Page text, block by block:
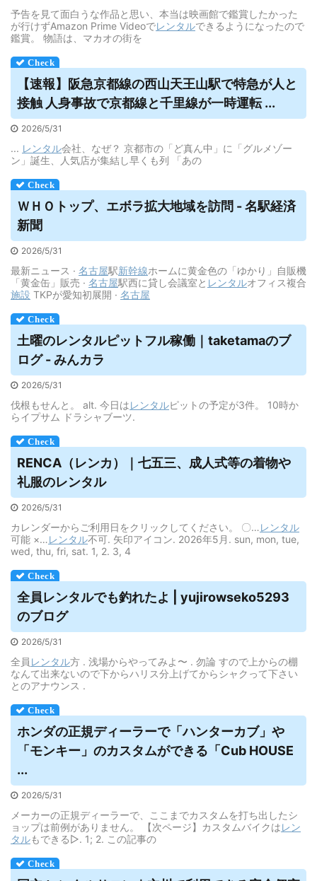
予告を見て面白うな作品と思い、本当は映画館で鑑賞したかった
が行けずAmazon Prime Videoでレンタルできるようになったので
鑑賞。 物語は、マカオの街を
【速報】阪急京都線の西山天王山駅で特急が人と
接触 人身事故で京都線と千里線が一時運転 ...
2026/5/31
... レンタル会社、なぜ？ 京都市の「ど真ん中」に「グルメゾー
ン」誕生、人気店が集結し早くも列 「あの
ＷＨＯトップ、エボラ拡大地域を訪問 - 名駅経済
新聞
2026/5/31
最新ニュース · 名古屋駅新幹線ホームに黄金色の「ゆかり」自販機
「黄金缶」販売 · 名古屋駅西に貸し会議室と レンタルオフィス複合
施設 TKPが愛知初展開 · 名古屋
土曜のレンタルピットフル稼働｜taketamaのブ
ログ - みんカラ
2026/5/31
伐根もせんと。 alt. 今日はレンタルピットの予定が3件。 10時か
らイプサム ドラシャブーツ.
RENCA（レンカ）｜七五三、成人式等の着物や
礼服のレンタル
2026/5/31
カレンダーからご利用日をクリックしてください。 〇… レンタル
可能 ×… レンタル不可. 矢印アイコン. 2026年5月. sun, mon, tue,
wed, thu, fri, sat. 1, 2. 3, 4
全員レンタルでも釣れたよ | yujirowseko5293
のブログ
2026/5/31
全員 レンタル方 . 浅場からやってみよ〜 . 勿論 すので上からの棚
なんて出来ないので下からハリス分上げてからシャクって下さい
とのアナウンス .
ホンダの正規ディーラーで「ハンターカブ」や
「モンキー」のカスタムができる「Cub HOUSE
...
2026/5/31
メーカーの正規ディーラーで、ここまでカスタムを打ち出したシ
ョップは前例がありません。 【次ページ】カスタムバイクはレン
タルもできる▷. 1; 2. この記事の